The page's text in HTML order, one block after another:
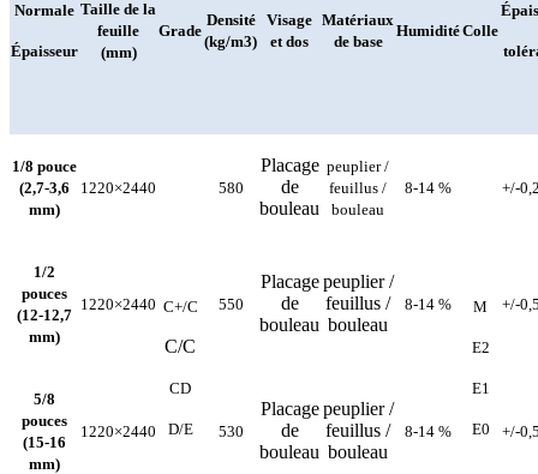
Normale
Épaisseur
Taille de la
feuille
(mm)
Grade
Densité
(kg/m3)
Colle
Visage
et dos
Matériaux
de base
Humidité
1/8 pouce
(2,7-3,6
mm)
1220×2440
C+/C
C/C
CD
D/E
580
Placage
de
bouleau
peuplier /
feuillus /
bouleau
8-14 %
M
E2
E1
E0
+/-
1/2
pouces
(12-12,7
mm)
1220×2440 550
Placage
de
bouleau
peuplier /
feuillus /
bouleau
8-14 % +/-
5/8
pouces
(15-16
mm)
1220×2440 530
Placage
de
bouleau
peuplier /
feuillus /
bouleau
8-14 % +/-